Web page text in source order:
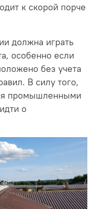
к скорой порче
должна играть
особенно если
без учета
В силу того,
промышленными
о